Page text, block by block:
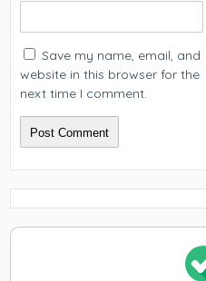
Save my name, email, and
website in this browser for the
next time I comment.